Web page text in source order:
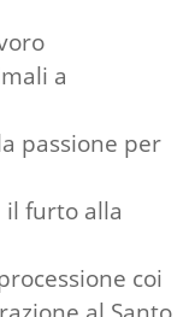
a
passione per
il furto alla
coi